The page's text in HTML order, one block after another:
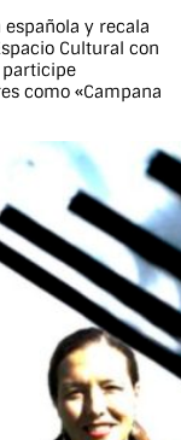
española y recala
Cultural con
como «Campana